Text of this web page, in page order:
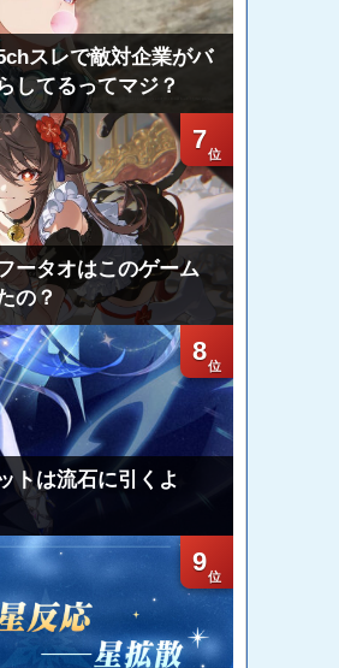
スレで敵対企業がバ
してるってマジ？
7
ータオはこのゲーム
の？
8
トは流石に引くよ
9